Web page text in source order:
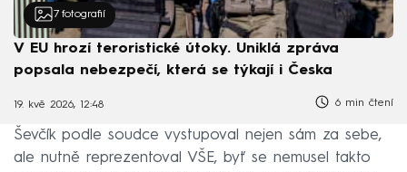
7 fotografií
V EU hrozí teroristické útoky. Uniklá zpráva
popsala nebezpečí, která se týkají i Česka
19. kvě 2026, 12:48 6 min čtení
Ševčík podle soudce vystupoval nejen sám za sebe,
ale nutně reprezentoval VŠE, byť se nemusel takto